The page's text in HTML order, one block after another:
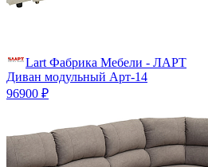
Lart Фабрика Мебели - ЛАРТ
Диван модульный Арт-14
96900 ₽